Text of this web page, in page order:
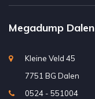
Megadump Dalen
Kleine Veld 45
7751 BG Dalen
0524 - 551004